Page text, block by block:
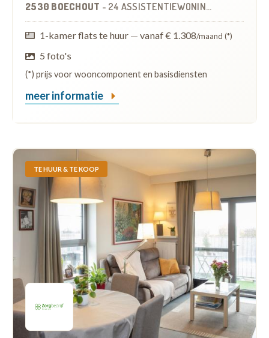
2530 BOECHOUT - 24 ASSISTENTIEWONINGEN
1-kamer flats te huur — vanaf € 1.308/maand (*)
5 foto's
(*) prijs voor wooncomponent en basisdiensten
meer informatie
TE HUUR & TE KOOP